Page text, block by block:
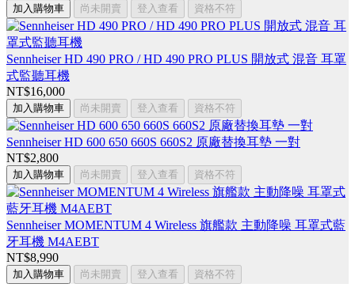
加入購物車 尚未開賣 登入查看 資格不符
Sennheiser HD 490 PRO / HD 490 PRO PLUS 開放式 混音 耳罩
式監聽耳機
NT$16,000
加入購物車 尚未開賣 登入查看 資格不符
Sennheiser HD 600 650 660S 660S2 原廠替換耳墊 一對
NT$2,800
加入購物車 尚未開賣 登入查看 資格不符
Sennheiser MOMENTUM 4 Wireless 旗艦款 主動降噪 耳罩式藍
牙耳機 M4AEBT
NT$8,990
加入購物車 尚未開賣 登入查看 資格不符